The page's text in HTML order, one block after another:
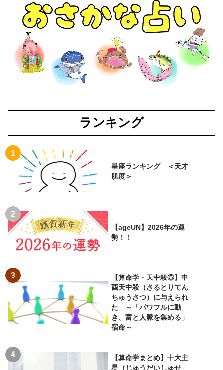
ランキング
星座ランキング ＜天才
肌度＞
【ageUN】2026年の運
勢！！
【算命学・天中殺⑤】申
酉天中殺（さるとりてん
ちゅうさつ）に与えられ
た ～「パワフルに動
き、富と人脈を集める」
宿命～
【算命学まとめ】十大主
星（じゅうだいしゅせ